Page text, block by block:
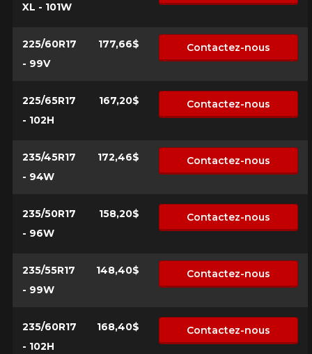
XL - 101W
225/60R17
- 99V
177,66$ Contactez-nous
225/65R17
- 102H
167,20$ Contactez-nous
235/45R17
- 94W
172,46$ Contactez-nous
235/50R17
- 96W
158,20$ Contactez-nous
235/55R17
- 99W
148,40$ Contactez-nous
235/60R17
- 102H
168,40$ Contactez-nous